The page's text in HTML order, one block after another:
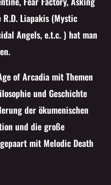
Liapakis (Mystic
Angels, e.t.c. ) hat man
of Arcadia mit Themen
und Geschichte
der ökumenischen
und die große
mit Melodic Death